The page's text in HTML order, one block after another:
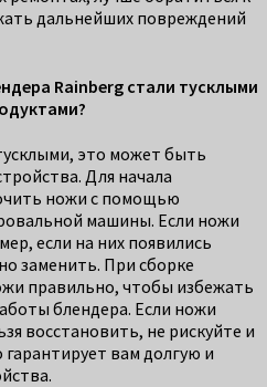
дальнейших повреждений
Rainberg стали тусклыми
это может быть
Для начала
ножи с помощью
машины. Если ножи
если на них появились
заменить. При сборке
правильно, чтобы избежать
блендера. Если ножи
восстановить, не рискуйте и
вам долгую и